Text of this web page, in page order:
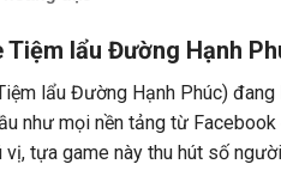
Tiệm lẩu Đường Hạnh
lẩu Đường Hạnh Phúc)
như mọi nền tảng từ
vị, tựa game này thu hút số